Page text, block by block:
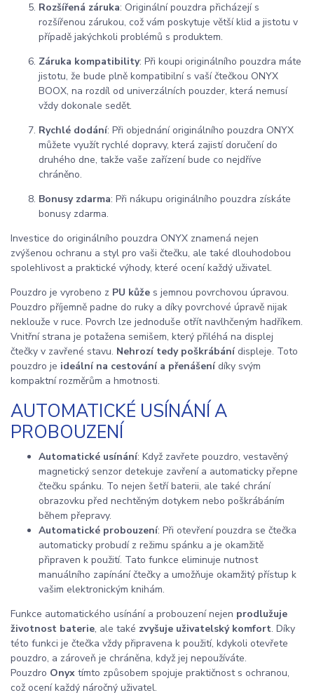
Rozšířená záruka: Originální pouzdra přicházejí s
rozšířenou zárukou, což vám poskytuje větší klid a jistotu v
případě jakýchkoli problémů s produktem.
Záruka kompatibility: Při koupi originálního pouzdra máte
jistotu, že bude plně kompatibilní s vaší čtečkou ONYX
BOOX, na rozdíl od univerzálních pouzder, která nemusí
vždy dokonale sedět.
Rychlé dodání: Při objednání originálního pouzdra ONYX
můžete využít rychlé dopravy, která zajistí doručení do
druhého dne, takže vaše zařízení bude co nejdříve
chráněno.
Bonusy zdarma: Při nákupu originálního pouzdra získáte
bonusy zdarma.
Investice do originálního pouzdra ONYX znamená nejen
zvýšenou ochranu a styl pro vaši čtečku, ale také dlouhodobou
spolehlivost a praktické výhody, které ocení každý uživatel.
Pouzdro je vyrobeno z PU kůže s jemnou povrchovou úpravou.
Pouzdro příjemně padne do ruky a díky povrchové úpravě nijak
neklouže v ruce. Povrch lze jednoduše otřít navlhčeným hadříkem.
Vnitřní strana je potažena semišem, který přiléhá na displej
čtečky v zavřené stavu. Nehrozí tedy poškrábánídispleje. Toto
pouzdro je ideální na cestování a přenášenídíky svým
kompaktní rozměrům a hmotnosti.
AUTOMATICKÉ USÍNÁNÍ A
PROBOUZENÍ
Automatické usínání: Když zavřete pouzdro, vestavěný
magnetický senzor detekuje zavření a automaticky přepne
čtečku spánku. To nejen šetří baterii, ale také chrání
obrazovku před nechtěným dotykem nebo poškrábáním
během přepravy.
Automatické probouzení: Při otevření pouzdra se čtečka
automaticky probudí z režimu spánku a je okamžitě
připraven k použití. Tato funkce eliminuje nutnost
manuálního zapínání čtečky a umožňuje okamžitý přístup k
vašim elektronickým knihám.
Funkce automatického usínání a probouzení nejen prodlužuje
životnost baterie, ale také zvyšuje uživatelský komfort. Díky
této funkci je čtečka vždy připravena k použití, kdykoli otevřete
pouzdro, a zároveň je chráněna, když jej nepoužíváte.
Pouzdro Onyx tímto způsobem spojuje praktičnost s ochranou,
což ocení každý náročný uživatel.